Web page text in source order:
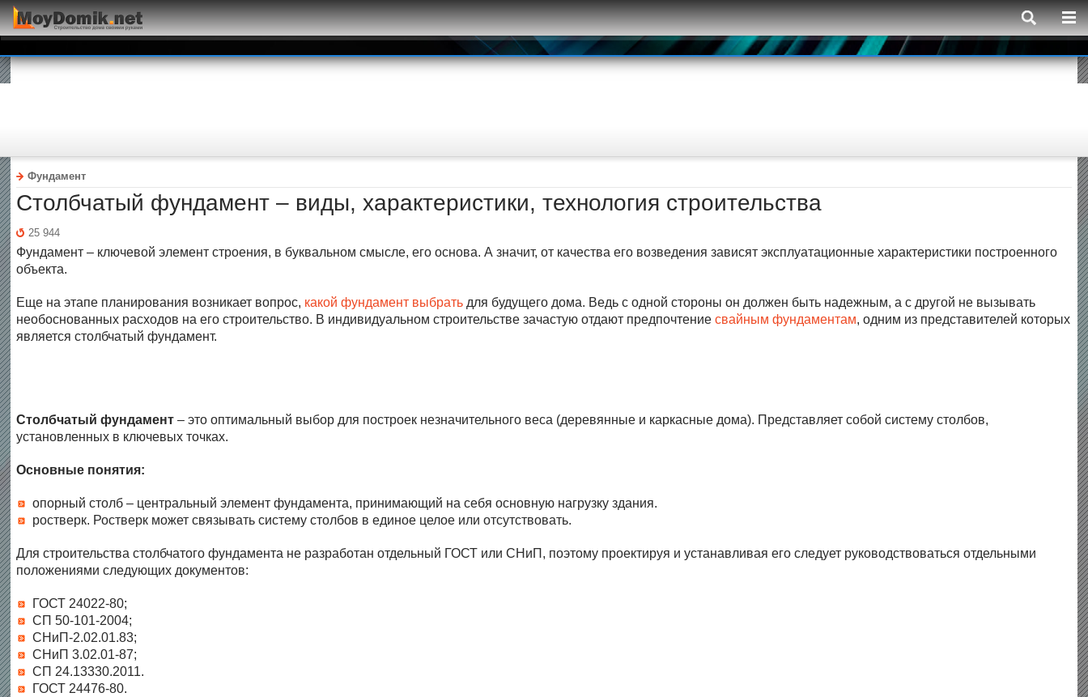
Фундамент
Столбчатый фундамент – виды, характеристики, технология строительства
25 944
Фундамент – ключевой элемент строения, в буквальном смысле, его основа. А значит, от качества его возведения зависят эксплуатационные характеристики построенного
объекта.
Еще на этапе планирования возникает вопрос, какой фундамент выбрать для будущего дома. Ведь с одной стороны он должен быть надежным, а с другой не вызывать
необоснованных расходов на его строительство. В индивидуальном строительстве зачастую отдают предпочтение свайным фундаментам, одним из представителей которых
является столбчатый фундамент.
Столбчатый фундамент – это оптимальный выбор для построек незначительного веса (деревянные и каркасные дома). Представляет собой систему столбов,
установленных в ключевых точках.
Основные понятия:
опорный столб – центральный элемент фундамента, принимающий на себя основную нагрузку здания.
ростверк. Ростверк может связывать систему столбов в единое целое или отсутствовать.
Для строительства столбчатого фундамента не разработан отдельный ГОСТ или СНиП, поэтому проектируя и устанавливая его следует руководствоваться отдельными
положениями следующих документов:
ГОСТ 24022-80;
СП 50-101-2004;
СНиП-2.02.01.83;
СНиП 3.02.01-87;
СП 24.13330.2011.
ГОСТ 24476-80.